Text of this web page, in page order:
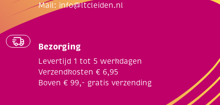
Mail: info@ltcleiden.nl
Bezorging
Levertijd 1 tot 5 werkdagen
Verzendkosten € 6,95
Boven € 99,- gratis verzending